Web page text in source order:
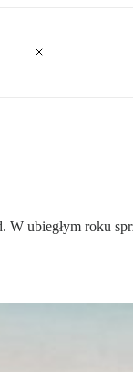
ubiegłym roku